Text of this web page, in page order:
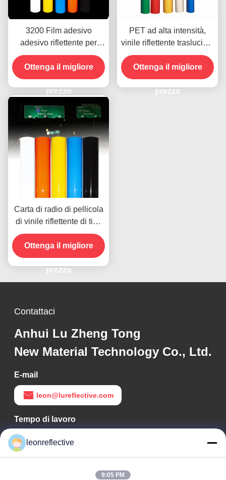
3200 Film adesivo
adesivo riflettente per
fogli di vinile commerciale
acrilico su misura
Ottenga il migliore
prezzo
PET ad alta intensità,
vinile riflettente traslucido,
fogli di vinile riflettente
Ottenga il migliore
prezzo
Carta di radio di pellicola
di vinile riflettente di tipo
acrilico
Ottenga il migliore
prezzo
Contattaci
Anhui Lu Zheng Tong
New Material Technology Co., Ltd.
E-mail
leon@lureflective.com
Tempo di lavoro
9:00-18:00
Il nostro indirizzo
leonreflective
9:05 PM